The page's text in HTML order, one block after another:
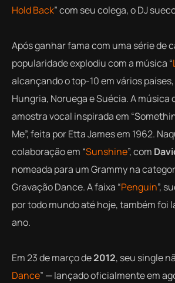
Hold Back” com seu colega, o DJ
Após ganhar fama com uma série de
popularidade explodiu com a música “
alcançando o top-10 em vários
Hungria, Noruega e Suécia. A música
amostra vocal inspirada em
Me”, feita por Etta James em 1962.
colaboração em “Sunshine”, com
nomeada para um Grammy na
Gravação Dance. A faixa “Penguin”,
por todo mundo até hoje, também foi
ano.
Em 23 de março de2012, seu single
Dance” — lançado oficialmente em